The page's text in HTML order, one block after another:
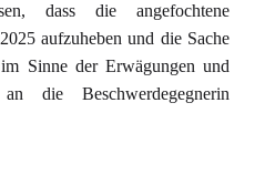
dass die angefochtene
aufzuheben und die Sache
Sinne der Erwägungen und
die Beschwerdegegnerin